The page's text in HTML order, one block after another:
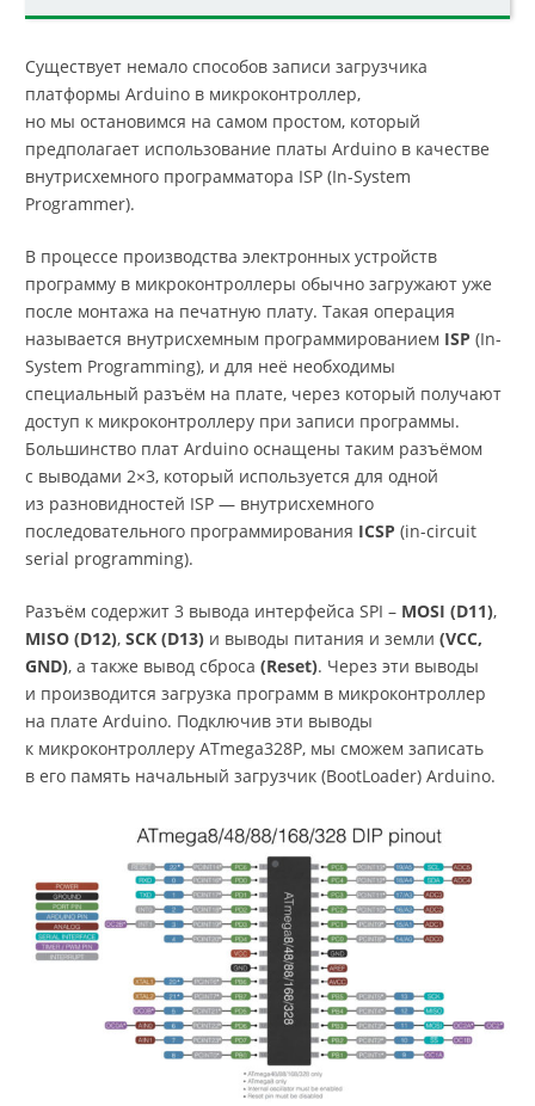
Существует немало способов записи загрузчика
платформы Arduino в микроконтроллер,
но мы остановимся на самом простом, который
предполагает использование платы Arduino в качестве
внутрисхемного программатора ISP (In-System
Programmer).
В процессе производства электронных устройств
программу в микроконтроллеры обычно загружают уже
после монтажа на печатную плату. Такая операция
называется внутрисхемным программированием ISP (In-
System Programming), и для неё необходимы
специальный разъём на плате, через который получают
доступ к микроконтроллеру при записи программы.
Большинство плат Arduino оснащены таким разъёмом
с выводами 2×3, который используется для одной
из разновидностей ISP — внутрисхемного
последовательного программирования ICSP (in-circuit
serial programming).
Разъём содержит 3 вывода интерфейса SPI – MOSI (D11),
MISO (D12), SCK (D13) и выводы питания и земли (VCC,
GND), а также вывод сброса (Reset). Через эти выводы
и производится загрузка программ в микроконтроллер
на плате Arduino. Подключив эти выводы
к микроконтроллеру ATmega328P, мы сможем записать
в его память начальный загрузчик (BootLoader) Arduino.